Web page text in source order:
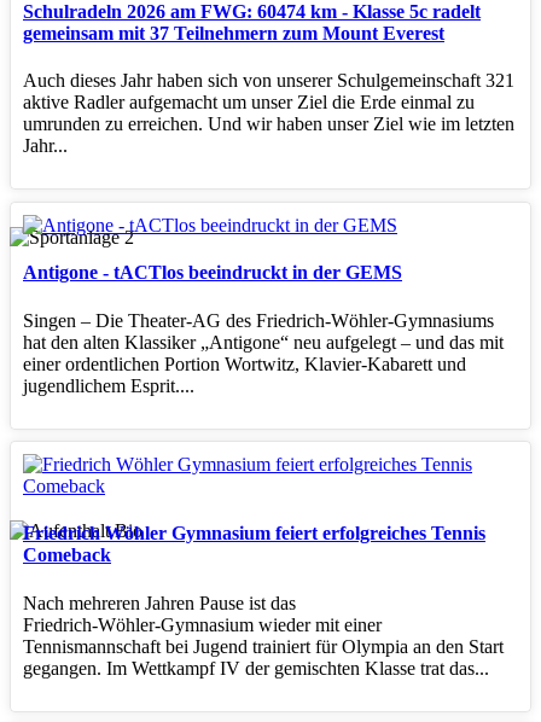
Schulradeln 2026 am FWG: 60474 km - Klasse 5c radelt
gemeinsam mit 37 Teilnehmern zum Mount Everest
Auch dieses Jahr haben sich von unserer Schulgemeinschaft 321
aktive Radler aufgemacht um unser Ziel die Erde einmal zu
umrunden zu erreichen. Und wir haben unser Ziel wie im letzten
Jahr...
Antigone - tACTlos beeindruckt in der GEMS
Singen – Die Theater‑AG des Friedrich‑Wöhler‑Gymnasiums
hat den alten Klassiker „Antigone“ neu aufgelegt – und das mit
einer ordentlichen Portion Wortwitz, Klavier‑Kabarett und
jugendlichem Esprit....
Friedrich Wöhler Gymnasium feiert erfolgreiches Tennis
Comeback
Nach mehreren Jahren Pause ist das
Friedrich‑Wöhler‑Gymnasium wieder mit einer
Tennismannschaft bei Jugend trainiert für Olympia an den Start
gegangen. Im Wettkampf IV der gemischten Klasse trat das...